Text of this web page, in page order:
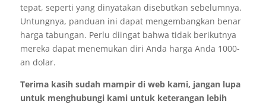
tepat, seperti yang dinyatakan disebutkan sebelumnya.
Untungnya, panduan ini dapat mengembangkan benar
harga tabungan. Perlu diingat bahwa tidak berikutnya
mereka dapat menemukan diri Anda harga Anda 1000-
an dolar.
Terima kasih sudah mampir di web kami, jangan lupa
untuk menghubungi kami untuk keterangan lebih